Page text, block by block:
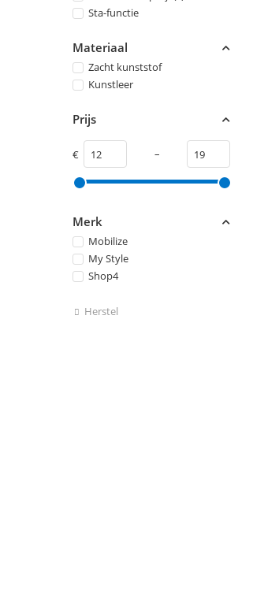
Sta-functie
Materiaal
Zacht kunststof
Kunstleer
Prijs
€ –
Merk
Mobilize
My Style
Shop4
Herstel